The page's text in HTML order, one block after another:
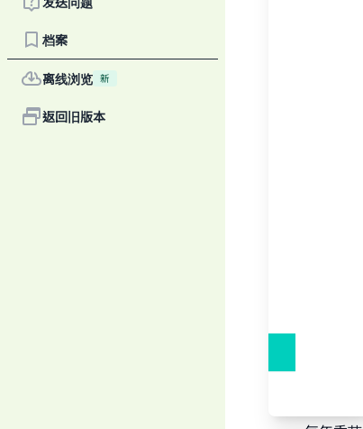
档案
离线浏览 新
返回旧版本
感谢真
一切赞
祝圣诞
举行和
爱真主
生的行
根据这
（愿主
对他们
根据
圈，记
（愿
主发
如愿以